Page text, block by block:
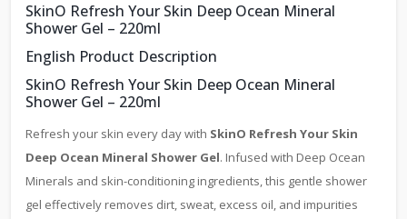
SkinO Refresh Your Skin Deep Ocean Mineral
Shower Gel – 220ml
English Product Description
SkinO Refresh Your Skin Deep Ocean Mineral
Shower Gel – 220ml
Refresh your skin every day with SkinO Refresh Your Skin
Deep Ocean Mineral Shower Gel. Infused with Deep Ocean
Minerals and skin-conditioning ingredients, this gentle shower
gel effectively removes dirt, sweat, excess oil, and impurities